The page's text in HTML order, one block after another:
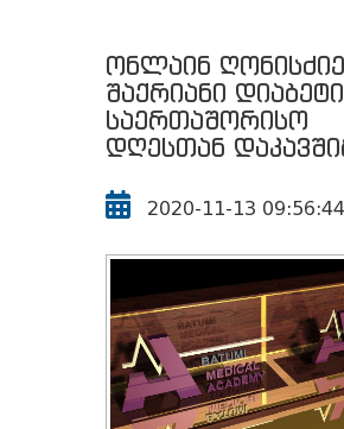
ონლაინ
შაქრიანი
საერთაშორისო
დღესთან
2020-11-13 09:56:44